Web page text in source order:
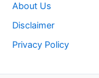
About Us
Disclaimer
Privacy Policy